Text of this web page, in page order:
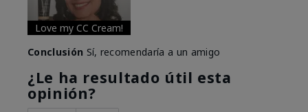
Love my CC Cream!
Conclusión Sí, recomendaría a un amigo
¿Le ha resultado útil esta
opinión?